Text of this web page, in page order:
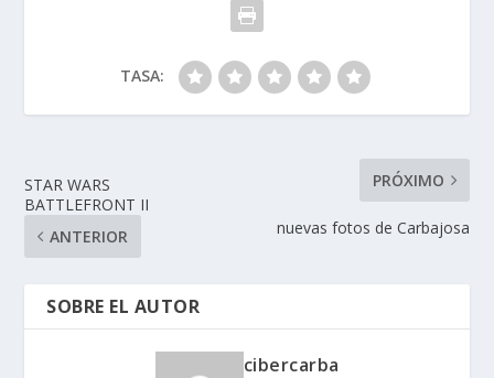
TASA:
STAR WARS
BATTLEFRONT II
ANTERIOR
PRÓXIMO
nuevas fotos de Carbajosa
SOBRE EL AUTOR
cibercarba